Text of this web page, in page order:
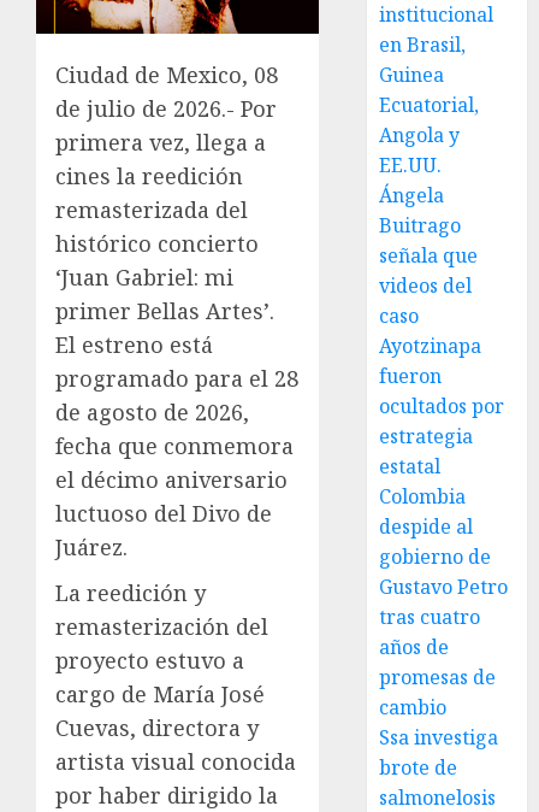
Ciudad de Mexico, 08
de julio de 2026.- Por
primera vez, llega a
cines la reedición
remasterizada del
histórico concierto
‘Juan Gabriel: mi
primer Bellas Artes’.
El estreno está
programado para el 28
de agosto de 2026,
fecha que conmemora
el décimo aniversario
luctuoso del Divo de
Juárez.
La reedición y
remasterización del
proyecto estuvo a
cargo de María José
Cuevas, directora y
artista visual conocida
por haber dirigido la
institucional
en Brasil,
Guinea
Ecuatorial,
Angola y
EE.UU.
Ángela
Buitrago
señala que
videos del
caso
Ayotzinapa
fueron
ocultados por
estrategia
estatal
Colombia
despide al
gobierno de
Gustavo Petro
tras cuatro
años de
promesas de
cambio
Ssa investiga
brote de
salmonelosis